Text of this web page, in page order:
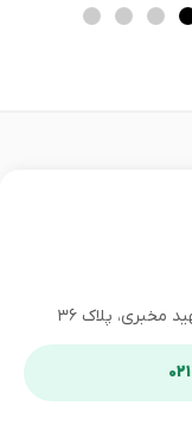
استعدادها،
مخبری، پلاک ۳۶